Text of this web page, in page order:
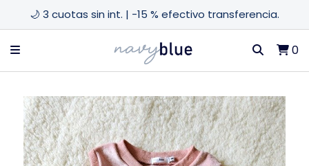
🌙 3 cuotas sin int. | -15 % efectivo transferencia.
0